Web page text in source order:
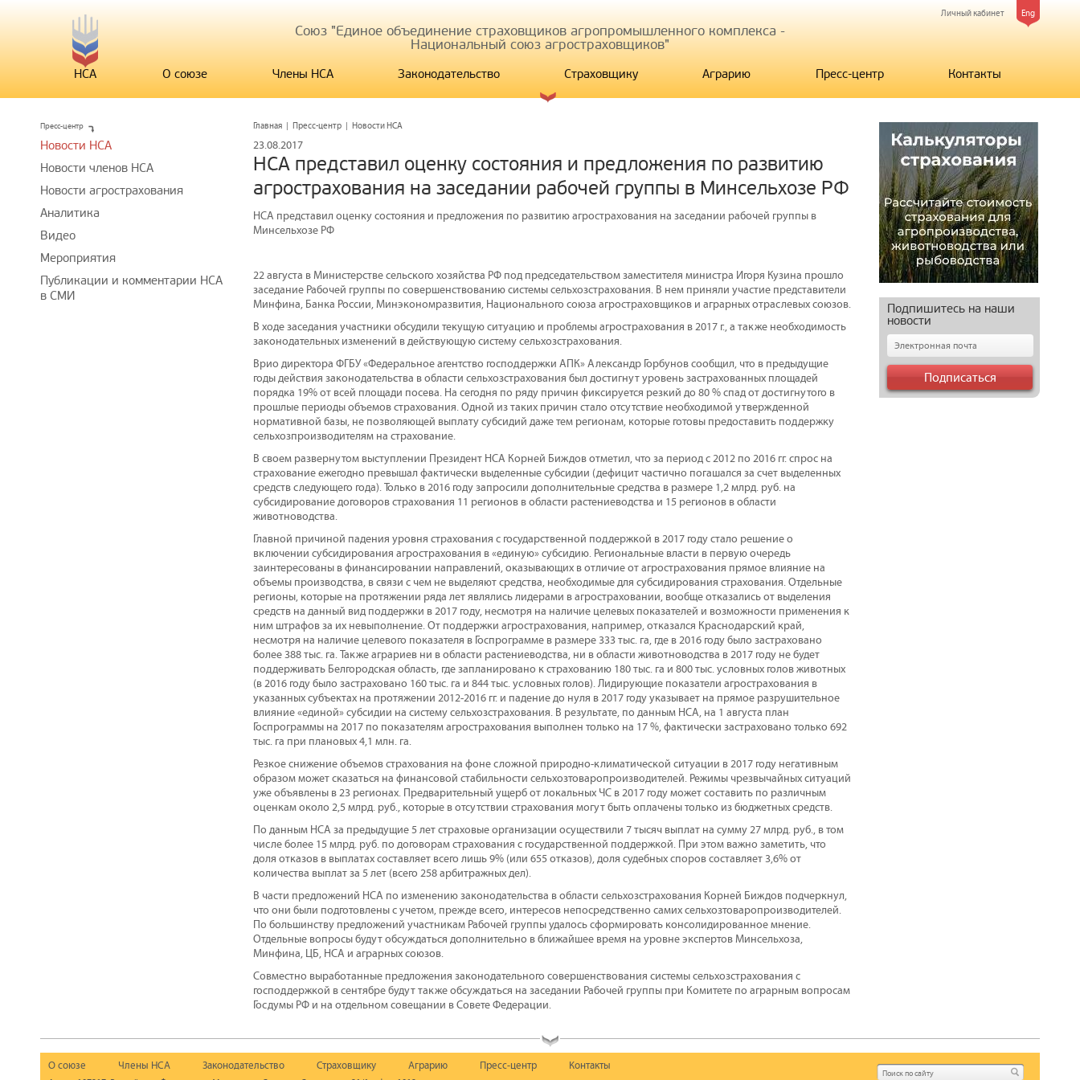
Eng
Личный кабинет
Союз "Единое объединение страховщиков агропромышленного комплекса -
Национальный союз агростраховщиков"
НСА О союзе Члены НСА Законодательство Страховщику Аграрию Пресс-центр Контакты
Главная | Пресс-центр | Новости НСА
23.08.2017
НСА представил оценку состояния и предложения по развитию
агрострахования на заседании рабочей группы в Минсельхозе РФ
НСА представил оценку состояния и предложения по развитию агрострахования на заседании рабочей группы в
Минсельхозе РФ
22 августа в Министерстве сельского хозяйства РФ под председательством заместителя министра Игоря Кузина прошло
заседание Рабочей группы по совершенствованию системы сельхозстрахования. В нем приняли участие представители
Минфина, Банка России, Минэкономразвития, Национального союза агростраховщиков и аграрных отраслевых союзов.
В ходе заседания участники обсудили текущую ситуацию и проблемы агрострахования в 2017 г., а также необходимость
законодательных изменений в действующую систему сельхозстрахования.
Врио директора ФГБУ «Федеральное агентство господдержки АПК» Александр Горбунов сообщил, что в предыдущие
годы действия законодательства в области сельхозстрахования был достигнут уровень застрахованных площадей
порядка 19% от всей площади посева. На сегодня по ряду причин фиксируется резкий до 80 % спад от достигнутого в
прошлые периоды объемов страхования. Одной из таких причин стало отсутствие необходимой утвержденной
нормативной базы, не позволяющей выплату субсидий даже тем регионам, которые готовы предоставить поддержку
сельхозпроизводителям на страхование.
В своем развернутом выступлении Президент НСА Корней Биждов отметил, что за период с 2012 по 2016 гг. спрос на
страхование ежегодно превышал фактически выделенные субсидии (дефицит частично погашался за счет выделенных
средств следующего года). Только в 2016 году запросили дополнительные средства в размере 1,2 млрд. руб. на
субсидирование договоров страхования 11 регионов в области растениеводства и 15 регионов в области
животноводства.
Главной причиной падения уровня страхования с государственной поддержкой в 2017 году стало решение о
включении субсидирования агрострахования в «единую» субсидию. Региональные власти в первую очередь
заинтересованы в финансировании направлений, оказывающих в отличие от агрострахования прямое влияние на
объемы производства, в связи с чем не выделяют средства, необходимые для субсидирования страхования. Отдельные
регионы, которые на протяжении ряда лет являлись лидерами в агростраховании, вообще отказались от выделения
средств на данный вид поддержки в 2017 году, несмотря на наличие целевых показателей и возможности применения к
ним штрафов за их невыполнение. От поддержки агрострахования, например, отказался Краснодарский край,
несмотря на наличие целевого показателя в Госпрограмме в размере 333 тыс. га, где в 2016 году было застраховано
более 388 тыс. га. Также аграриев ни в области растениеводства, ни в области животноводства в 2017 году не будет
поддерживать Белгородская область, где запланировано к страхованию 180 тыс. га и 800 тыс. условных голов животных
(в 2016 году было застраховано 160 тыс. га и 844 тыс. условных голов). Лидирующие показатели агрострахования в
указанных субъектах на протяжении 2012-2016 гг. и падение до нуля в 2017 году указывает на прямое разрушительное
влияние «единой» субсидии на систему сельхозстрахования. В результате, по данным НСА, на 1 августа план
Госпрограммы на 2017 по показателям агрострахования выполнен только на 17 %, фактически застраховано только 692
тыс. га при плановых 4,1 млн. га.
Резкое снижение объемов страхования на фоне сложной природно-климатической ситуации в 2017 году негативным
образом может сказаться на финансовой стабильности сельхозтоваропроизводителей. Режимы чрезвычайных ситуаций
уже объявлены в 23 регионах. Предварительный ущерб от локальных ЧС в 2017 году может составить по различным
оценкам около 2,5 млрд. руб., которые в отсутствии страхования могут быть оплачены только из бюджетных средств.
По данным НСА за предыдущие 5 лет страховые организации осуществили 7 тысяч выплат на сумму 27 млрд. руб., в том
числе более 15 млрд. руб. по договорам страхования с государственной поддержкой. При этом важно заметить, что
доля отказов в выплатах составляет всего лишь 9% (или 655 отказов), доля судебных споров составляет 3,6% от
количества выплат за 5 лет (всего 258 арбитражных дел).
В части предложений НСА по изменению законодательства в области сельхозстрахования Корней Биждов подчеркнул,
что они были подготовлены с учетом, прежде всего, интересов непосредственно самих сельхозтоваропроизводителей.
По большинству предложений участникам Рабочей группы удалось сформировать консолидированное мнение.
Отдельные вопросы будут обсуждаться дополнительно в ближайшее время на уровне экспертов Минсельхоза,
Минфина, ЦБ, НСА и аграрных союзов.
Совместно выработанные предложения законодательного совершенствования системы сельхозстрахования с
господдержкой в сентябре будут также обсуждаться на заседании Рабочей группы при Комитете по аграрным вопросам
Госдумы РФ и на отдельном совещании в Совете Федерации.
Пресс-центр
Новости НСА
Новости членов НСА
Новости агрострахования
Аналитика
Видео
Мероприятия
Публикации и комментарии НСА
в СМИ
Подпишитесь на наши
новости
О союзе Члены НСА Законодательство Страховщику Аграрию Пресс-центр Контакты